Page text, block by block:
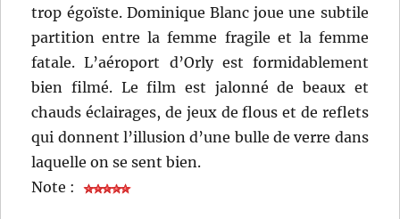
trop égoïste. Dominique Blanc joue une subtile
partition entre la femme fragile et la femme
fatale. L’aéroport d’Orly est formidablement
bien filmé. Le film est jalonné de beaux et
chauds éclairages, de jeux de flous et de reflets
qui donnent l’illusion d’une bulle de verre dans
laquelle on se sent bien.
Note :